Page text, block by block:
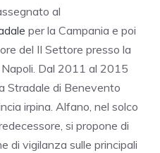
al
per la Campania e poi
del II Settore presso la
Dal 2011 al 2015
Stradale di Benevento
irpina. Alfano, nel solco
si propone di
di vigilanza sulle principali